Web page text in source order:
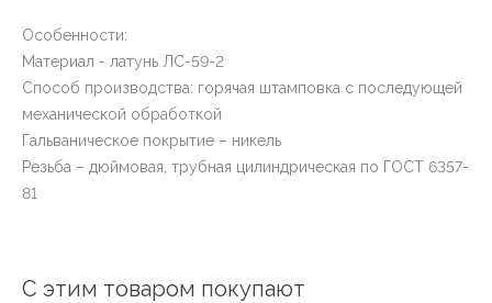
Особенности:
Материал - латунь ЛС-59-2
Способ производства: горячая штамповка с последующей
механической обработкой
Гальваническое покрытие – никель
Резьба – дюймовая, трубная цилиндрическая по ГОСТ 6357-
81
С этим товаром покупают